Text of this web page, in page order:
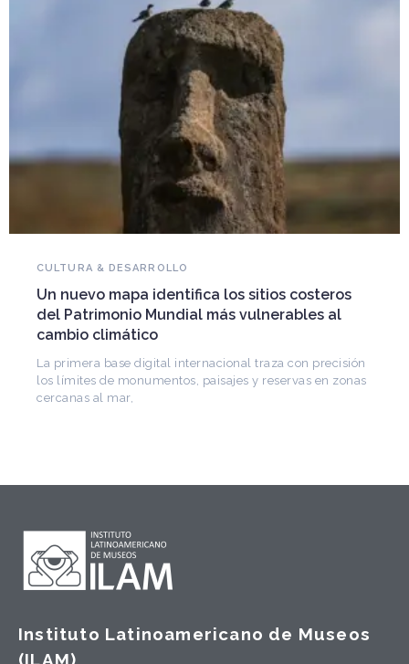
Falleció Ramón Gutiérrez, guardián del
patrimonio iberoamericano
Arquitecto, historiador e Investigador Superior del
CONICET, fundó el CEDODAL e impulsó los Seminarios
de Arquitectura Latinoamericana. Publicó más de
Instituto Latinoamericano de Museos
(ILAM)